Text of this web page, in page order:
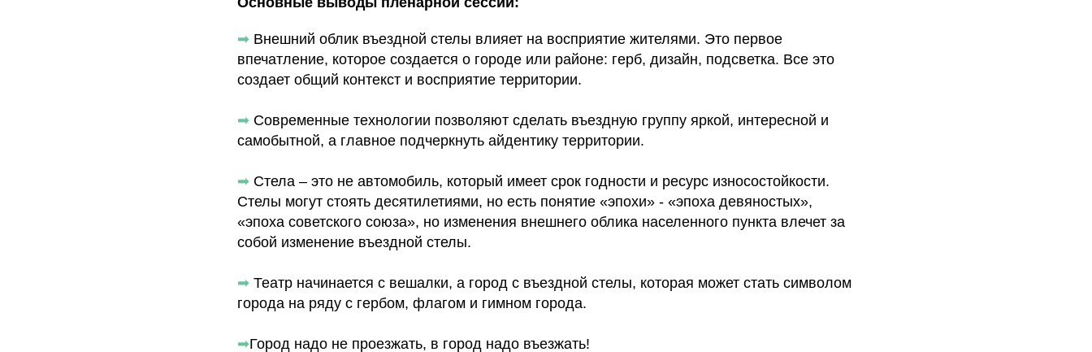
➡ Внешний облик въездной стелы влияет на восприятие жителями. Это первое
впечатление, которое создается о городе или районе: герб, дизайн, подсветка. Все это
создает общий контекст и восприятие территории.
➡ Современные технологии позволяют сделать въездную группу яркой, интересной и
самобытной, а главное подчеркнуть айдентику территории.
➡ Стела – это не автомобиль, который имеет срок годности и ресурс износостойкости.
Стелы могут стоять десятилетиями, но есть понятие «эпохи» - «эпоха девяностых»,
«эпоха советского союза», но изменения внешнего облика населенного пункта влечет за
собой изменение въездной стелы.
➡ Театр начинается с вешалки, а город с въездной стелы, которая может стать символом
города на ряду с гербом, флагом и гимном города.
➡Город надо не проезжать, в город надо въезжать!